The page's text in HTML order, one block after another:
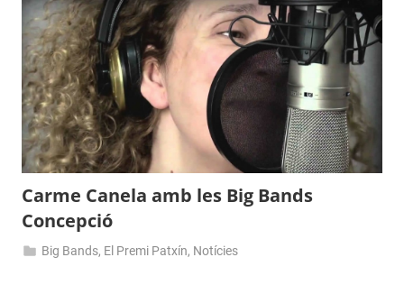
Carme Canela amb les Big Bands
Concepció
Big Bands, El Premi Patxín, Notícies